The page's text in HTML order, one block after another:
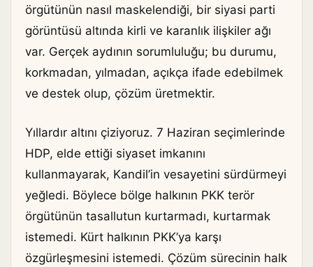
örgütünün nasıl maskelendiği, bir siyasi parti
görüntüsü altında kirli ve karanlık ilişkiler ağı
var. Gerçek aydının sorumluluğu; bu durumu,
korkmadan, yılmadan, açıkça ifade edebilmek
ve destek olup, çözüm üretmektir.
Yıllardır altını çiziyoruz. 7 Haziran seçimlerinde
HDP, elde ettiği siyaset imkanını
kullanmayarak, Kandil’in vesayetini sürdürmeyi
yeğledi. Böylece bölge halkının PKK terör
örgütünün tasallutun kurtarmadı, kurtarmak
istemedi. Kürt halkının PKK’ya karşı
özgürleşmesini istemedi. Çözüm sürecinin halk